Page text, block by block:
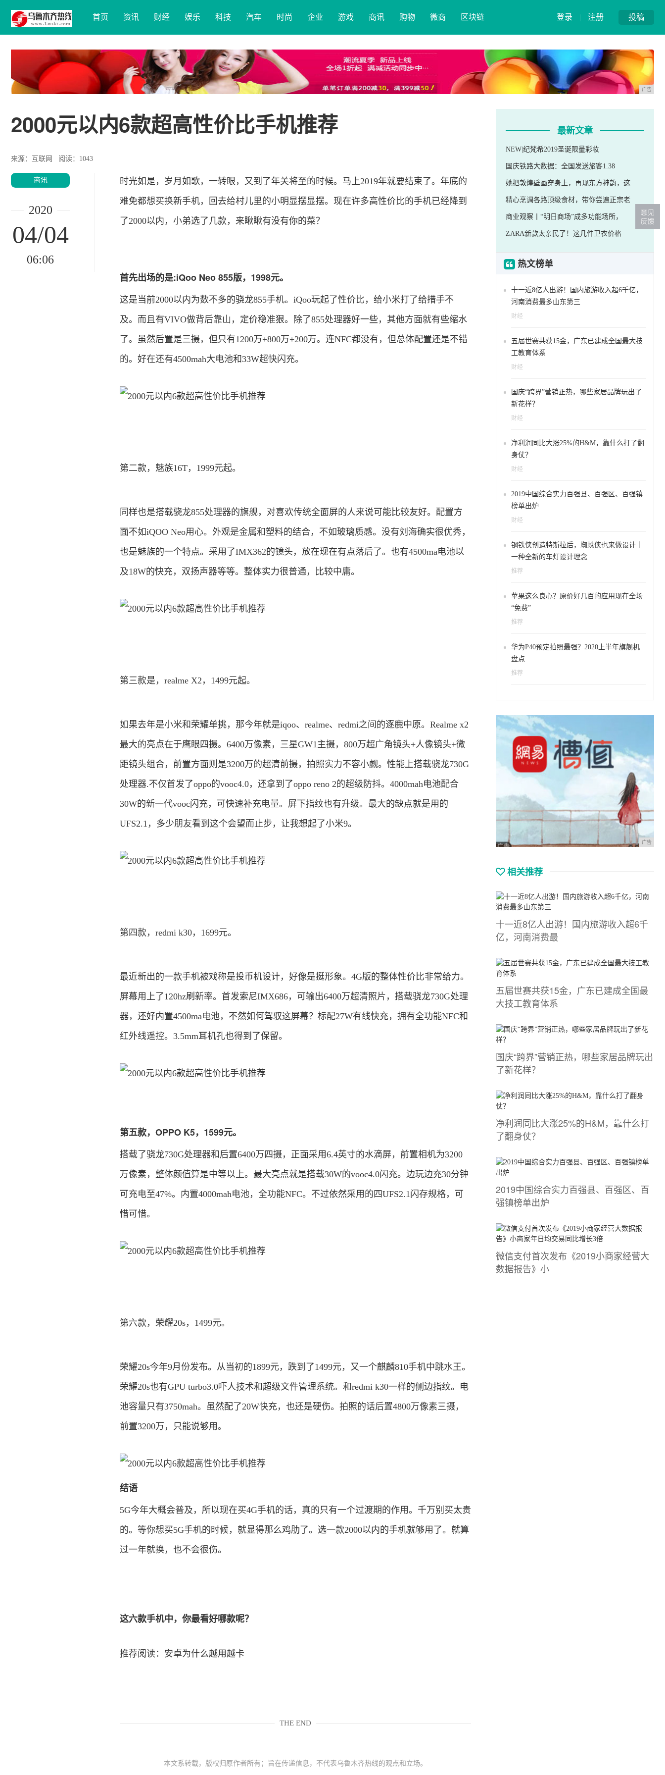
投稿
登录 | 注册
首页 资讯 财经 娱乐 科技 汽车 时尚 企业 游戏 商讯 购物 微商 区块链
广告
2000元以内6款超高性价比手机推荐
来源：互联网 阅读：1043
商讯
2020
04/04
06:06
时光如是，岁月如歌，一转眼，又到了年关将至的时候。马上2019年就要结束了。年底的
难免都想买换新手机，回去给村儿里的小明显摆显摆。现在许多高性价比的手机已经降到
了2000以内，小弟选了几款，来瞅瞅有没有你的菜？
首先出场的是:iQoo Neo 855版，1998元。
这是当前2000以内为数不多的骁龙855手机。iQoo玩起了性价比，给小米打了给措手不
及。而且有VIVO做背后靠山，定价稳准狠。除了855处理器好一些，其他方面就有些缩水
了。虽然后置是三摄，但只有1200万+800万+200万。连NFC都没有，但总体配置还是不错
的。好在还有4500mah大电池和33W超快闪充。
第二款，魅族16T，1999元起。
同样也是搭载骁龙855处理器的旗舰，对喜欢传统全面屏的人来说可能比较友好。配置方
面不如iQOO Neo用心。外观是金属和塑料的结合，不如玻璃质感。没有刘海确实很优秀，
也是魅族的一个特点。采用了IMX362的镜头，放在现在有点落后了。也有4500ma电池以
及18W的快充，双扬声器等等。整体实力很普通，比较中庸。
第三款是，realme X2，1499元起。
如果去年是小米和荣耀单挑，那今年就是iqoo、realme、redmi之间的逐鹿中原。Realme x2
最大的亮点在于鹰眼四摄。6400万像素，三星GW1主摄，800万超广角镜头+人像镜头+微
距镜头组合，前置方面则是3200万的超清前摄，拍照实力不容小觑。性能上搭载骁龙730G
处理器.不仅首发了oppo的vooc4.0，还拿到了oppo reno 2的超级防抖。4000mah电池配合
30W的新一代vooc闪充，可快速补充电量。屏下指纹也有升级。最大的缺点就是用的
UFS2.1，多少朋友看到这个会望而止步，让我想起了小米9。
第四款，redmi k30，1699元。
最近新出的一款手机被戏称是投币机设计，好像是挺形象。4G版的整体性价比非常给力。
屏幕用上了120hz刷新率。首发索尼IMX686，可输出6400万超清照片，搭载骁龙730G处理
器，还好内置4500ma电池，不然如何驾驭这屏幕？标配27W有线快充，拥有全功能NFC和
红外线遥控。3.5mm耳机孔也得到了保留。
第五款，OPPO K5，1599元。
搭载了骁龙730G处理器和后置6400万四摄，正面采用6.4英寸的水滴屏，前置相机为3200
万像素，整体颜值算是中等以上。最大亮点就是搭载30W的vooc4.0闪充。边玩边充30分钟
可充电至47%。内置4000mah电池，全功能NFC。不过依然采用的四UFS2.1闪存规格，可
惜可惜。
第六款，荣耀20s，1499元。
荣耀20s今年9月份发布。从当初的1899元，跌到了1499元，又一个麒麟810手机中跳水王。
荣耀20s也有GPU turbo3.0吓人技术和超级文件管理系统。和redmi k30一样的侧边指纹。电
池容量只有3750mah。虽然配了20W快充，也还是硬伤。拍照的话后置4800万像素三摄，
前置3200万，只能说够用。
结语
5G今年大概会普及，所以现在买4G手机的话，真的只有一个过渡期的作用。千万别买太贵
的。等你想买5G手机的时候，就显得那么鸡肋了。选一款2000以内的手机就够用了。就算
过一年就换，也不会很伤。
这六款手机中，你最看好哪款呢？
推荐阅读： 安卓为什么越用越卡
THE END
本文系转载，版权归原作者所有；旨在传递信息，不代表乌鲁木齐热线的观点和立场。
最新文章
NEW|纪梵希2019圣诞限量彩妆
国庆铁路大数据：全国发送旅客1.38
她把敦煌壁画穿身上，再现东方神韵，这
精心烹调各路顶级食材，带你尝遍正宗老
商业观察丨“明日商场”成多功能场所，
ZARA新款太亲民了！这几件卫衣价格
热文榜单
十一近8亿人出游！国内旅游收入超6千亿，
河南消费最多山东第三
财经
五届世赛共获15金，广东已建成全国最大技
工教育体系
财经
国庆“跨界”营销正热，哪些家居品牌玩出了
新花样？
财经
净利润同比大涨25%的H&M，靠什么打了翻
身仗？
财经
2019中国综合实力百强县、百强区、百强镇
榜单出炉
财经
钢铁侠创造特斯拉后，蜘蛛侠也来做设计｜
一种全新的车灯设计理念
推荐
苹果这么良心？原价好几百的应用现在全场
“免费”
推荐
华为P40预定拍照最强？2020上半年旗舰机
盘点
推荐
广告
相关推荐
十一近8亿人出游！国内旅游收入超6千
亿，河南消费最
五届世赛共获15金，广东已建成全国最
大技工教育体系
国庆“跨界”营销正热，哪些家居品牌玩出
了新花样？
净利润同比大涨25%的H&M，靠什么打
了翻身仗？
2019中国综合实力百强县、百强区、百
强镇榜单出炉
微信支付首次发布《2019小商家经营大
数据报告》小